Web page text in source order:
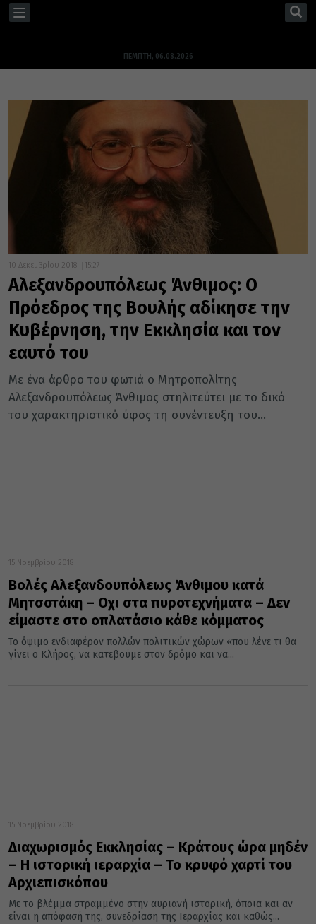
TOGGLE
ΠΈΜΠΤΗ, 06.08.2026
10 Δεκεμβρίου 2018 15:27
Αλεξανδρουπόλεως Άνθιμος: Ο
Πρόεδρος της Βουλής αδίκησε την
Κυβέρνηση, την Εκκλησία και τον
εαυτό του
Με ένα άρθρο του φωτιά ο Μητροπολίτης
Αλεξανδρουπόλεως Άνθιμος στηλιτεύτει με το δικό
του χαρακτηριστικό ύφος τη συνέντευξη του...
15 Νοεμβρίου 2018
Βολές Αλεξανδουπόλεως Άνθιμου κατά
Μητσοτάκη – Οχι στα πυροτεχνήματα – Δεν
είμαστε στο οπλατάσιο κάθε κόμματος
Το όψιμο ενδιαφέρον πολλών πολιτικών χώρων «που λένε τι θα
γίνει ο Κλήρος, να κατεβούμε στον δρόμο και να...
15 Νοεμβρίου 2018
Διαχωρισμός Εκκλησίας – Κράτους ώρα μηδέν
– Η ιστορική ιεραρχία – Το κρυφό χαρτί του
Αρχιεπισκόπου
Με το βλέμμα στραμμένο στην αυριανή ιστορική, όποια και αν
είναι η απόφασή της, συνεδρίαση της Ιεραρχίας και καθώς...